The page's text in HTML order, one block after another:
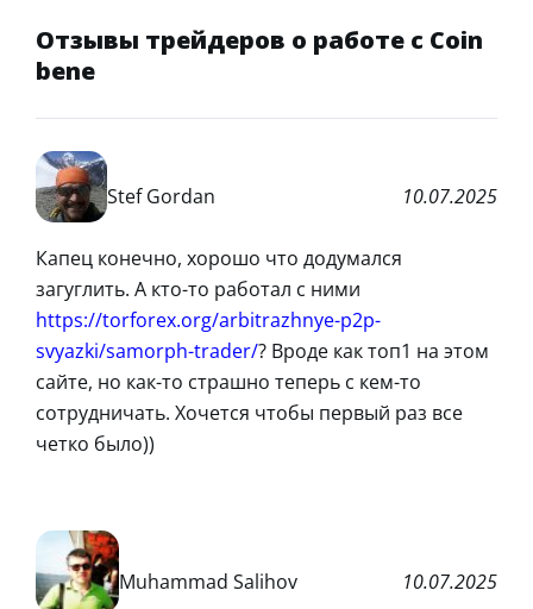
Отзывы трейдеров о работе с Coin
bene
Stef Gordan 10.07.2025
Капец конечно, хорошо что додумался
загуглить. А кто-то работал с ними
https://torforex.org/arbitrazhnye-p2p-
svyazki/samorph-trader/? Вроде как топ1 на этом
сайте, но как-то страшно теперь с кем-то
сотрудничать. Хочется чтобы первый раз все
четко было))
Muhammad Salihov 10.07.2025